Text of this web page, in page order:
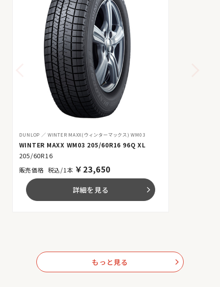
DUNLOP WINTER MAXX(ウィンターマックス) WM03
WINTER MAXX WM03 205/60R16 96Q XL
205/60R16
税込/1本 ￥ 23,650
詳細を見る arrow_forward_ios
もっと見る arrow_forward_ios